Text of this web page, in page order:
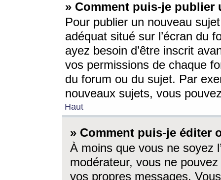
» Comment puis-je
Pour publier un nouveau
adéquat situé sur l’écran du
ayez besoin d’être inscrit
vos permissions de chaque
du forum ou du sujet. Par
nouveaux sujets, vous
Haut
» Comment puis-je éditer
À moins que vous ne soyez
modérateur, vous ne
vos propres messages.